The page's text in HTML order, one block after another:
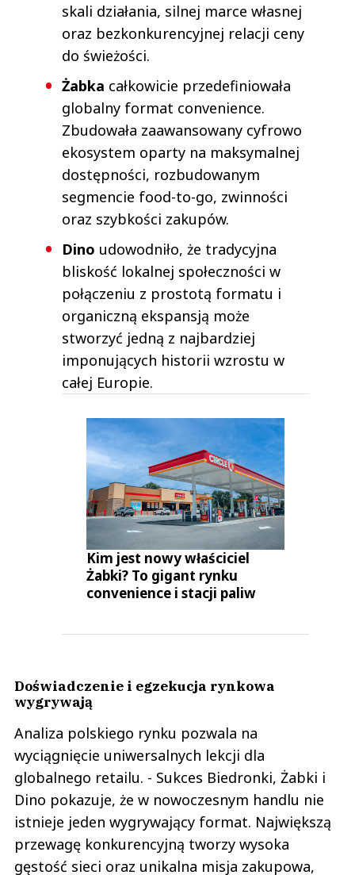
skali działania, silnej marce własnej
oraz bezkonkurencyjnej relacji ceny
do świeżości.
Żabka całkowicie przedefiniowała
globalny format convenience.
Zbudowała zaawansowany cyfrowo
ekosystem oparty na maksymalnej
dostępności, rozbudowanym
segmencie food-to-go, zwinności
oraz szybkości zakupów.
Dino udowodniło, że tradycyjna
bliskość lokalnej społeczności w
połączeniu z prostotą formatu i
organiczną ekspansją może
stworzyć jedną z najbardziej
imponujących historii wzrostu w
całej Europie.
Kim jest nowy właściciel
Żabki? To gigant rynku
convenience i stacji paliw
Doświadczenie i egzekucja rynkowa
wygrywają
Analiza polskiego rynku pozwala na
wyciągnięcie uniwersalnych lekcji dla
globalnego retailu. - Sukces Biedronki, Żabki i
Dino pokazuje, że w nowoczesnym handlu nie
istnieje jeden wygrywający format. Największą
przewagę konkurencyjną tworzy wysoka
gęstość sieci oraz unikalna misja zakupowa,